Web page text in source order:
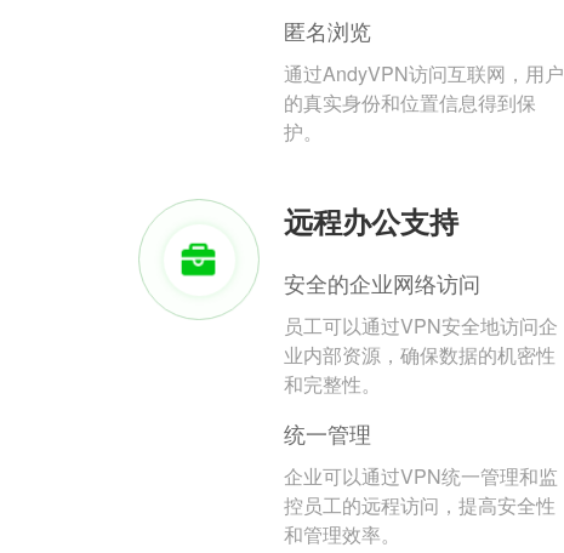
匿名浏览
通过AndyVPN访问互联网，用户
的真实身份和位置信息得到保
护。
远程办公支持
安全的企业网络访问
员工可以通过VPN安全地访问企
业内部资源，确保数据的机密性
和完整性。
统一管理
企业可以通过VPN统一管理和监
控员工的远程访问，提高安全性
和管理效率。